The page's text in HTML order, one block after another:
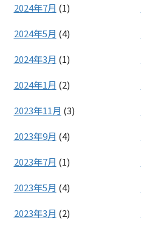
2024年7月 (1)
2024年5月 (4)
2024年3月 (1)
2024年1月 (2)
2023年11月 (3)
2023年9月 (4)
2023年7月 (1)
2023年5月 (4)
2023年3月 (2)